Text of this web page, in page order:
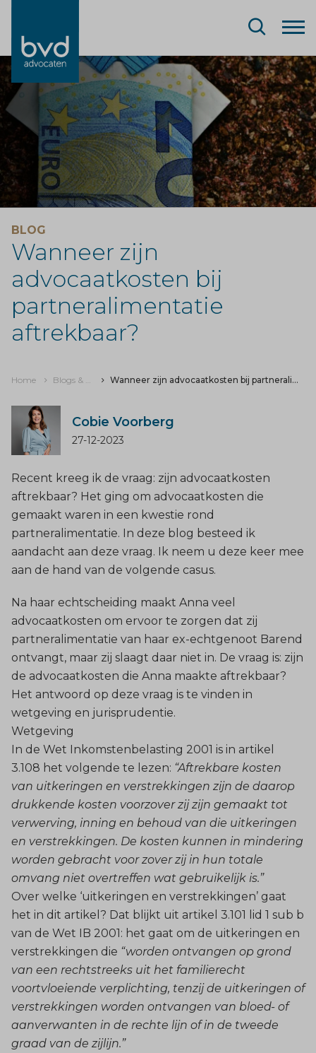
BLOG
Wanneer zijn
advocaatkosten bij
partneralimentatie
aftrekbaar?
Home Wanneer zijn advocaatkosten bij partneralimentatie aftrekbaar?
Cobie Voorberg
27-12-2023
Recent kreeg ik de vraag: zijn advocaatkosten
aftrekbaar? Het ging om advocaatkosten die
gemaakt waren in een kwestie rond
partneralimentatie. In deze blog besteed ik
aandacht aan deze vraag. Ik neem u deze keer mee
aan de hand van de volgende casus.
Na haar echtscheiding maakt Anna veel
advocaatkosten om ervoor te zorgen dat zij
partneralimentatie van haar ex-echtgenoot Barend
ontvangt, maar zij slaagt daar niet in. De vraag is: zijn
de advocaatkosten die Anna maakte aftrekbaar?
Het antwoord op deze vraag is te vinden in
wetgeving en jurisprudentie.
Wetgeving
In de Wet Inkomstenbelasting 2001 is in artikel
3.108 het volgende te lezen: “Aftrekbare kosten
van uitkeringen en verstrekkingen zijn de daarop
drukkende kosten voorzover zij zijn gemaakt tot
verwerving, inning en behoud van die uitkeringen
en verstrekkingen. De kosten kunnen in mindering
worden gebracht voor zover zij in hun totale
omvang niet overtreffen wat gebruikelijk is.”
Over welke ‘uitkeringen en verstrekkingen’ gaat
het in dit artikel? Dat blijkt uit artikel 3.101 lid 1 sub b
van de Wet IB 2001: het gaat om de uitkeringen en
verstrekkingen die “worden ontvangen op grond
van een rechtstreeks uit het familierecht
voortvloeiende verplichting, tenzij de uitkeringen of
verstrekkingen worden ontvangen van bloed- of
aanverwanten in de rechte lijn of in de tweede
graad van de zijlijn.”